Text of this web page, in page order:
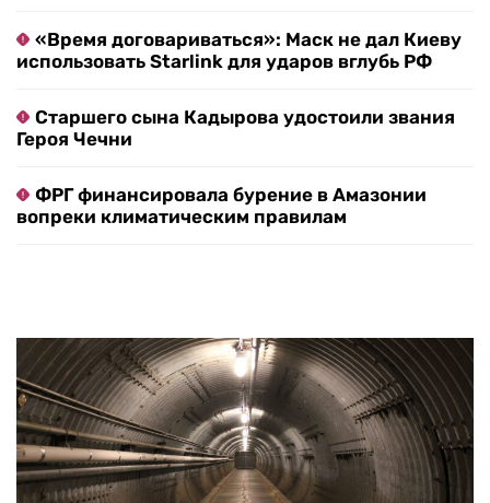
«Время договариваться»: Маск не дал Киеву
использовать Starlink для ударов вглубь РФ
Старшего сына Кадырова удостоили звания
Героя Чечни
ФРГ финансировала бурение в Амазонии
вопреки климатическим правилам